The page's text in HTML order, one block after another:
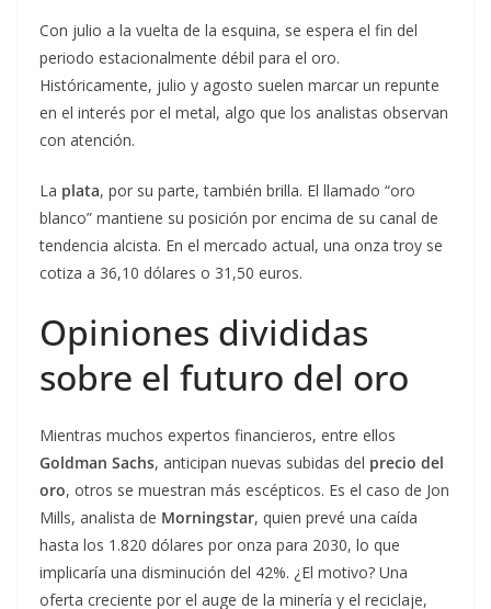
Con julio a la vuelta de la esquina, se espera el fin del
periodo estacionalmente débil para el oro.
Históricamente, julio y agosto suelen marcar un repunte
en el interés por el metal, algo que los analistas observan
con atención.
La plata, por su parte, también brilla. El llamado “oro
blanco” mantiene su posición por encima de su canal de
tendencia alcista. En el mercado actual, una onza troy se
cotiza a 36,10 dólares o 31,50 euros.
Opiniones divididas
sobre el futuro del oro
Mientras muchos expertos financieros, entre ellos
Goldman Sachs, anticipan nuevas subidas del precio del
oro, otros se muestran más escépticos. Es el caso de Jon
Mills, analista de Morningstar, quien prevé una caída
hasta los 1.820 dólares por onza para 2030, lo que
implicaría una disminución del 42%. ¿El motivo? Una
oferta creciente por el auge de la minería y el reciclaje,